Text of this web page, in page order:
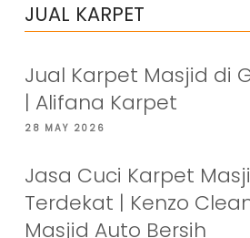
JUAL KARPET
Jual Karpet Masjid di
| Alifana Karpet
28 MAY 2026
Jasa Cuci Karpet
Terdekat | Kenzo
Masjid Auto Bersih